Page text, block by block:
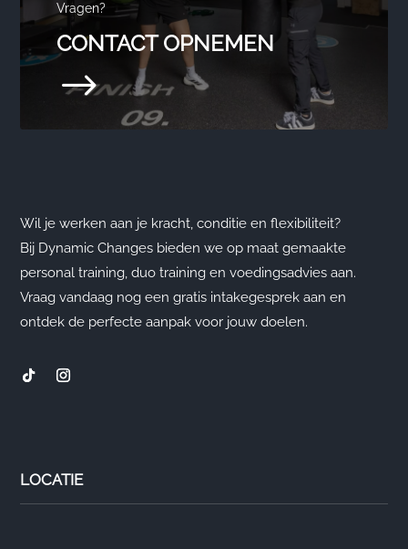
Vragen?
CONTACT OPNEMEN
$
Wil je werken aan je kracht, conditie en flexibiliteit?
Bij Dynamic Changes bieden we op maat gemaakte
personal training, duo training en voedingsadvies aan.
Vraag vandaag nog een gratis intakegesprek aan en
ontdek de perfecte aanpak voor jouw doelen.
LOCATIE